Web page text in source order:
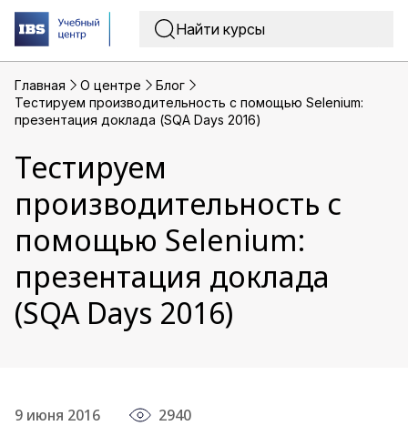
Главная O центре
Блог
Тестируем производительность с помощью Selenium:
презентация доклада (SQA Days 2016)
Тестируем
производительность с
помощью Selenium:
презентация доклада
(SQA Days 2016)
9 июня 2016 2940